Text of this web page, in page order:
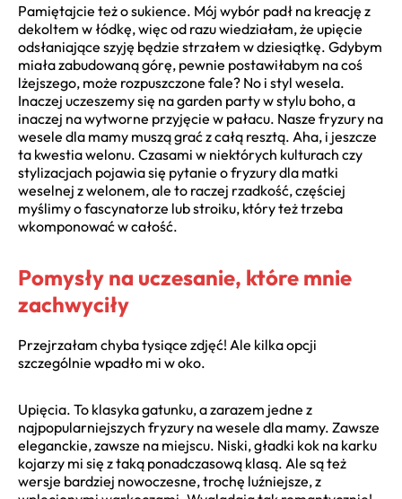
Pamiętajcie też o sukience. Mój wybór padł na kreację z
dekoltem w łódkę, więc od razu wiedziałam, że upięcie
odsłaniające szyję będzie strzałem w dziesiątkę. Gdybym
miała zabudowaną górę, pewnie postawiłabym na coś
lżejszego, może rozpuszczone fale? No i styl wesela.
Inaczej uczeszemy się na garden party w stylu boho, a
inaczej na wytworne przyjęcie w pałacu. Nasze fryzury na
wesele dla mamy muszą grać z całą resztą. Aha, i jeszcze
ta kwestia welonu. Czasami w niektórych kulturach czy
stylizacjach pojawia się pytanie o fryzury dla matki
weselnej z welonem, ale to raczej rzadkość, częściej
myślimy o fascynatorze lub stroiku, który też trzeba
wkomponować w całość.
Pomysły na uczesanie, które mnie
zachwyciły
Przejrzałam chyba tysiące zdjęć! Ale kilka opcji
szczególnie wpadło mi w oko.
Upięcia. To klasyka gatunku, a zarazem jedne z
najpopularniejszych fryzury na wesele dla mamy. Zawsze
eleganckie, zawsze na miejscu. Niski, gładki kok na karku
kojarzy mi się z taką ponadczasową klasą. Ale są też
wersje bardziej nowoczesne, trochę luźniejsze, z